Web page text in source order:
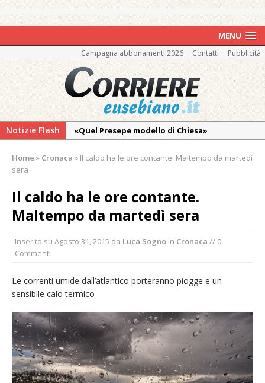
MENU
Campagna abbonamenti 2026 Contatti Pubblicità
Notizie Flash
«Quel Presepe modello di Chiesa»
Ringraziamento: convegno, messa e
Estate di sagre anche per i mezzi storici della
collezione della Fondazione Marazzato
Piscina ex Enal non balneabile dopo i controlli
provvisoria»
La Pro verso l’avvio della Stagione
La Regione stanzia oltre 38mila euro per il
carnevale di Santhià. La soddisfazione della
Pro Loco
Dieci anni fa l’ingresso a Vercelli
dell’arcivescovo mons. Marco Arnolfo
Home » Cronaca » Il caldo ha le ore contante. Maltempo da martedì
sera
Il caldo ha le ore contante.
Maltempo da martedì sera
Inserito su Agosto 31, 2015 da Luca Sogno in Cronaca // 0
Commenti
Le correnti umide dall’atlantico porteranno piogge e un
sensibile calo termico